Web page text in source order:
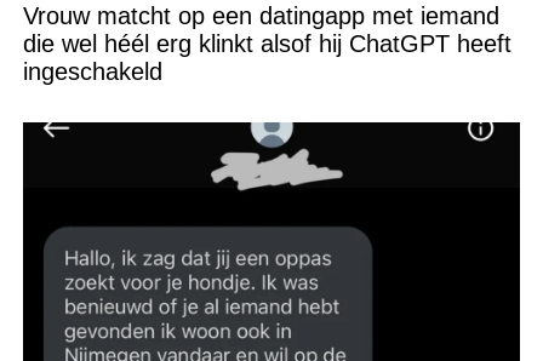
Vrouw matcht op een datingapp met iemand
die wel héél erg klinkt alsof hij ChatGPT heeft
ingeschakeld